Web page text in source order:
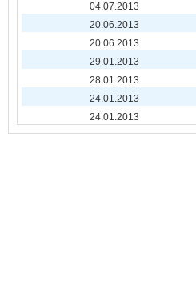
04.07.2013
20.06.2013
20.06.2013
29.01.2013
28.01.2013
24.01.2013
24.01.2013